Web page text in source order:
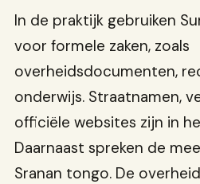
In de praktijk gebruiken
voor formele zaken, zoals
overheidsdocumenten,
onderwijs. Straatnamen,
officiële websites zijn in
Daarnaast spreken de
Sranan tongo. De